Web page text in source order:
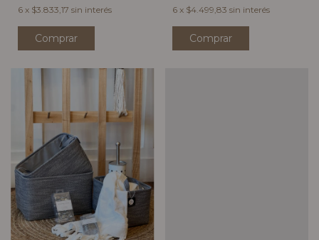
6 x $3.833,17 sin interés
Comprar
6 x $4.499,83 sin interés
Comprar